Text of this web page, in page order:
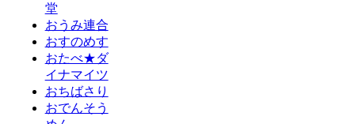
堂
おうみ連合
おすのめす
おたべ★ダ
イナマイツ
おちばさり
おでんそう